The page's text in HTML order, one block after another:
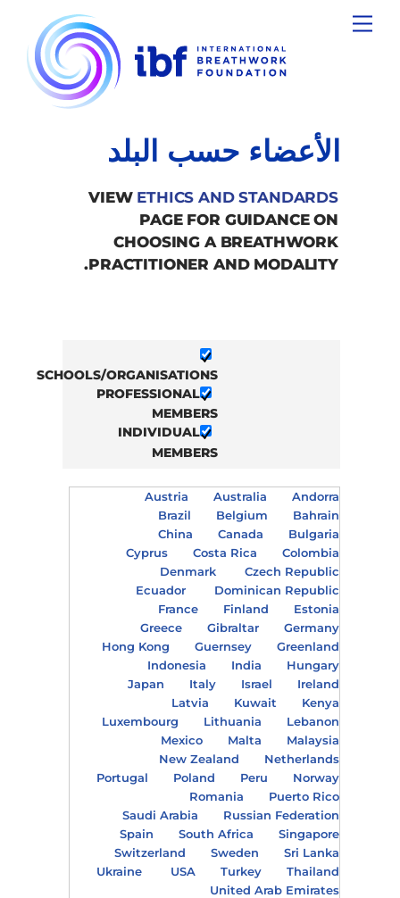
Menu
الأعضاء حسب البلد
VIEW ETHICS AND STANDARDS
PAGE FOR GUIDANCE ON
CHOOSING A BREATHWORK
PRACTITIONER AND MODALITY.
SCHOOLS/ORGANISATIONS
PROFESSIONAL
MEMBERS
INDIVIDUAL
MEMBERS
Andorra
Australia
Austria
Bahrain
Belgium
Brazil
Bulgaria
Canada
China
Colombia
Costa Rica
Cyprus
Czech Republic
Denmark
Dominican Republic
Ecuador
Estonia
Finland
France
Germany
Gibraltar
Greece
Greenland
Guernsey
Hong Kong
Hungary
India
Indonesia
Ireland
Israel
Italy
Japan
Kenya
Kuwait
Latvia
Lebanon
Lithuania
Luxembourg
Malaysia
Malta
Mexico
Netherlands
New Zealand
Norway
Peru
Poland
Portugal
Puerto Rico
Romania
Russian Federation
Saudi Arabia
Singapore
South Africa
Spain
Sri Lanka
Sweden
Switzerland
Thailand
Turkey
USA
Ukraine
United Arab Emirates